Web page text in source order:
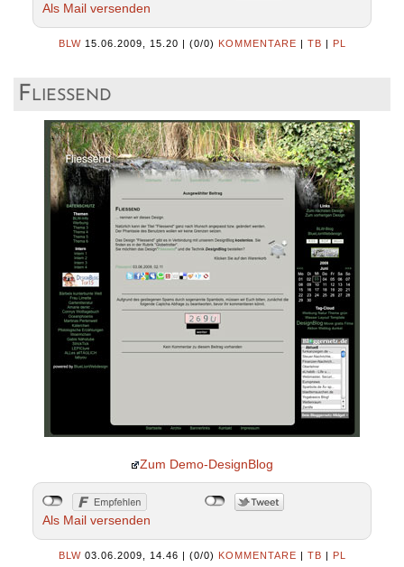
Als Mail versenden
BLW 15.06.2009, 15.20 | (0/0) KOMMENTARE | TB | PL
Fliessend
Zum Demo-DesignBlog
Als Mail versenden
BLW 03.06.2009, 14.46 | (0/0) KOMMENTARE | TB | PL